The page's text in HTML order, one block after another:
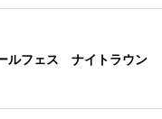
ルフェス ナイトラウン